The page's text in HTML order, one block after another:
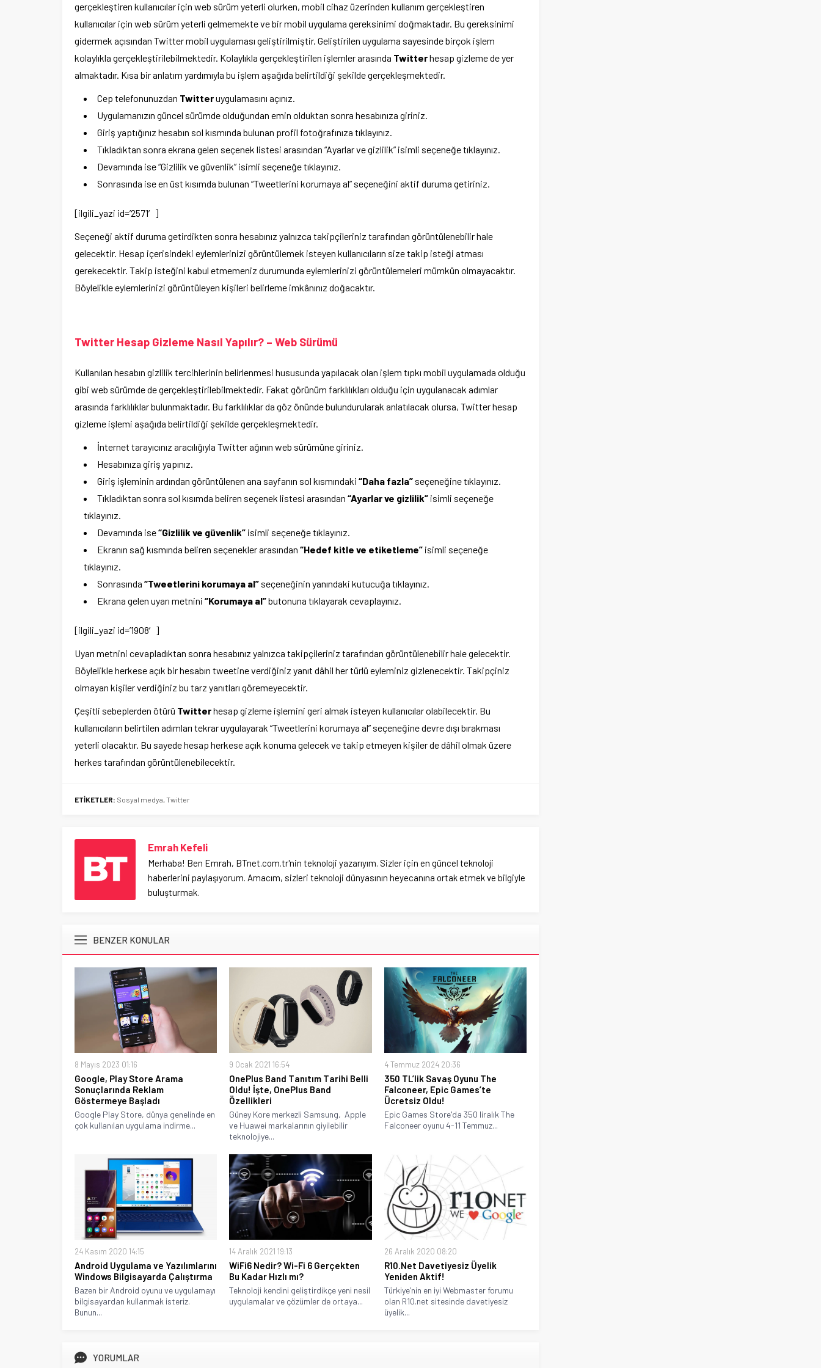
gerçekleştiren kullanıcılar için web sürüm yeterli olurken, mobil cihaz üzerinden kullanım gerçekleştiren
kullanıcılar için web sürüm yeterli gelmemekte ve bir mobil uygulama gereksinimi doğmaktadır. Bu gereksinimi
gidermek açısından Twitter mobil uygulaması geliştirilmiştir. Geliştirilen uygulama sayesinde birçok işlem
kolaylıkla gerçekleştirilebilmektedir. Kolaylıkla gerçekleştirilen işlemler arasında Twitterhesap gizleme de yer
almaktadır. Kısa bir anlatım yardımıyla bu işlem aşağıda belirtildiği şekilde gerçekleşmektedir.
Cep telefonunuzdan Twitteruygulamasını açınız.
Uygulamanızın güncel sürümde olduğundan emin olduktan sonra hesabınıza giriniz.
Giriş yaptığınız hesabın sol kısmında bulunan profil fotoğrafınıza tıklayınız.
Tıkladıktan sonra ekrana gelen seçenek listesi arasından “Ayarlar ve gizlilik” isimli seçeneğe tıklayınız.
Devamında ise “Gizlilik ve güvenlik” isimli seçeneğe tıklayınız.
Sonrasında ise en üst kısımda bulunan “Tweetlerini korumaya al” seçeneğini aktif duruma getiriniz.
[ilgili_yazi id=’2571′]
Seçeneği aktif duruma getirdikten sonra hesabınız yalnızca takipçileriniz tarafından görüntülenebilir hale
gelecektir. Hesap içerisindeki eylemlerinizi görüntülemek isteyen kullanıcıların size takip isteği atması
gerekecektir. Takip isteğini kabul etmemeniz durumunda eylemlerinizi görüntülemeleri mümkün olmayacaktır.
Böylelikle eylemlerinizi görüntüleyen kişileri belirleme imkânınız doğacaktır.
Twitter Hesap Gizleme Nasıl Yapılır? – Web Sürümü
Kullanılan hesabın gizlilik tercihlerinin belirlenmesi hususunda yapılacak olan işlem tıpkı mobil uygulamada olduğu
gibi web sürümde de gerçekleştirilebilmektedir. Fakat görünüm farklılıkları olduğu için uygulanacak adımlar
arasında farklılıklar bulunmaktadır. Bu farklılıklar da göz önünde bulundurularak anlatılacak olursa, Twitter hesap
gizleme işlemi aşağıda belirtildiği şekilde gerçekleşmektedir.
İnternet tarayıcınız aracılığıyla Twitter ağının web sürümüne giriniz.
Hesabınıza giriş yapınız.
Giriş işleminin ardından görüntülenen ana sayfanın sol kısmındaki “Daha fazla” seçeneğine tıklayınız.
Tıkladıktan sonra sol kısımda beliren seçenek listesi arasından “Ayarlar ve gizlilik” isimli seçeneğe
tıklayınız.
Devamında ise“Gizlilik ve güvenlik” isimli seçeneğe tıklayınız.
Ekranın sağ kısmında beliren seçenekler arasından “Hedef kitle ve etiketleme” isimli seçeneğe
tıklayınız.
Sonrasında “Tweetlerini korumaya al” seçeneğinin yanındaki kutucuğa tıklayınız.
Ekrana gelen uyarı metnini “Korumaya al”butonuna tıklayarak cevaplayınız.
[ilgili_yazi id=’1908′]
Uyarı metnini cevapladıktan sonra hesabınız yalnızca takipçileriniz tarafından görüntülenebilir hale gelecektir.
Böylelikle herkese açık bir hesabın tweetine verdiğiniz yanıt dâhil her türlü eyleminiz gizlenecektir. Takipçiniz
olmayan kişiler verdiğiniz bu tarz yanıtları göremeyecektir.
Çeşitli sebeplerden ötürü Twitterhesap gizleme işlemini geri almak isteyen kullanıcılar olabilecektir. Bu
kullanıcıların belirtilen adımları tekrar uygulayarak “Tweetlerini korumaya al” seçeneğine devre dışı bırakması
yeterli olacaktır. Bu sayede hesap herkese açık konuma gelecek ve takip etmeyen kişiler de dâhil olmak üzere
herkes tarafından görüntülenebilecektir.
ETİKETLER: Sosyal medya, Twitter
Emrah Kefeli
Merhaba! Ben Emrah, BTnet.com.tr'nin teknoloji yazarıyım. Sizler için en güncel teknoloji
haberlerini paylaşıyorum. Amacım, sizleri teknoloji dünyasının heyecanına ortak etmek ve bilgiyle
buluşturmak.
BENZER KONULAR
8 Mayıs 2023 01:16
Google, Play Store Arama
Sonuçlarında Reklam
Göstermeye Başladı
Google Play Store, dünya genelinde en
çok kullanılan uygulama indirme...
9 Ocak 2021 16:54
OnePlus Band Tanıtım Tarihi Belli
Oldu! İşte, OnePlus Band
Özellikleri
Güney Kore merkezli Samsung, Apple
ve Huawei markalarının giyilebilir
teknolojiye...
4 Temmuz 2024 20:36
350 TL’lik Savaş Oyunu The
Falconeer, Epic Games’te
Ücretsiz Oldu!
Epic Games Store'da 350 liralık The
Falconeer oyunu 4-11 Temmuz...
24 Kasım 2020 14:15
Android Uygulama ve Yazılımlarını
Windows Bilgisayarda Çalıştırma
Bazen bir Android oyunu ve uygulamayı
bilgisayardan kullanmak isteriz.
Bunun...
14 Aralık 2021 19:13
WiFi6 Nedir? Wi-Fi 6 Gerçekten
Bu Kadar Hızlı mı?
Teknoloji kendini geliştirdikçe yeni nesil
uygulamalar ve çözümler de ortaya...
26 Aralık 2020 08:20
R10.Net Davetiyesiz Üyelik
Yeniden Aktif!
Türkiye’nin en iyi Webmaster forumu
olan R10.net sitesinde davetiyesiz
üyelik...
YORUMLAR